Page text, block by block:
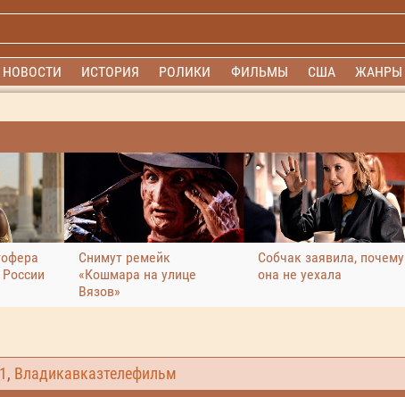
НОВОСТИ ИСТОРИЯ РОЛИКИ ФИЛЬМЫ США ЖАНРЫ
Снимут ремейк
«Кошмара на улице
Вязов»
Собчак заявила, почему
она не уехала
, Владикавказтелефильм